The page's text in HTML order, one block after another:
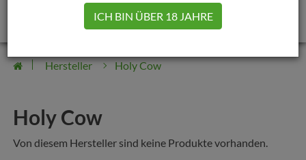
ICH BIN ÜBER 18 JAHRE
0 0
Hersteller Holy Cow
Holy Cow
Von diesem Hersteller sind keine Produkte vorhanden.